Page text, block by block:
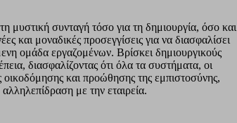
μυστική συνταγή τόσο για τη δημιουργία, όσο και
και μοναδικές προσεγγίσεις για να διασφαλίσει
ομάδα εργαζομένων. Βρίσκει δημιουργικούς
διασφαλίζοντας ότι όλα τα συστήματα, οι
οικοδόμησης και προώθησης της εμπιστοσύνης,
με την εταιρεία.